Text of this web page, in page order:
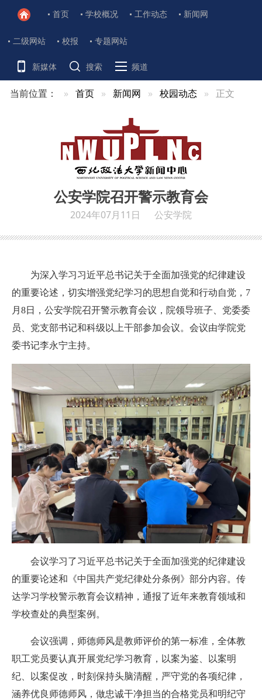
首页 学校概况 工作动态 新闻网
二级网站 校报 专题网站
新媒体 搜索 频道
当前位置： 首页 新闻网 校园动态 正文
公安学院召开警示教育会
2024年07月11日 公安学院
为深入学习习近平总书记关于全面加强党的纪律建设
的重要论述，切实增强党纪学习的思想自觉和行动自觉，7
月8日，公安学院召开警示教育会议，院领导班子、党委委
员、党支部书记和科级以上干部参加会议。会议由学院党
委书记李永宁主持。
会议学习了习近平总书记关于全面加强党的纪律建设
的重要论述和《中国共产党纪律处分条例》部分内容。传
达学习学校警示教育会议精神，通报了近年来教育领域和
学校查处的典型案例。
会议强调，师德师风是教师评价的第一标准，全体教
职工党员要认真开展党纪学习教育，以案为鉴、以案明
纪、以案促改，时刻保持头脑清醒，严守党的各项纪律，
涵养优良师德师风，做忠诚干净担当的合格党员和明纪守